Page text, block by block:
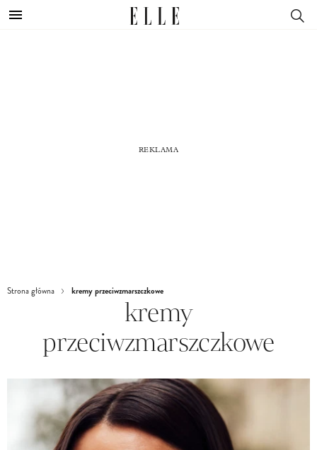
Strona główna kremy przeciwzmarszczkowe
kremy
przeciwzmarszczkowe